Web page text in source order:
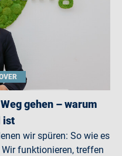
gehen – warum
ist
wir spüren: So wie es
funktionieren, treffen